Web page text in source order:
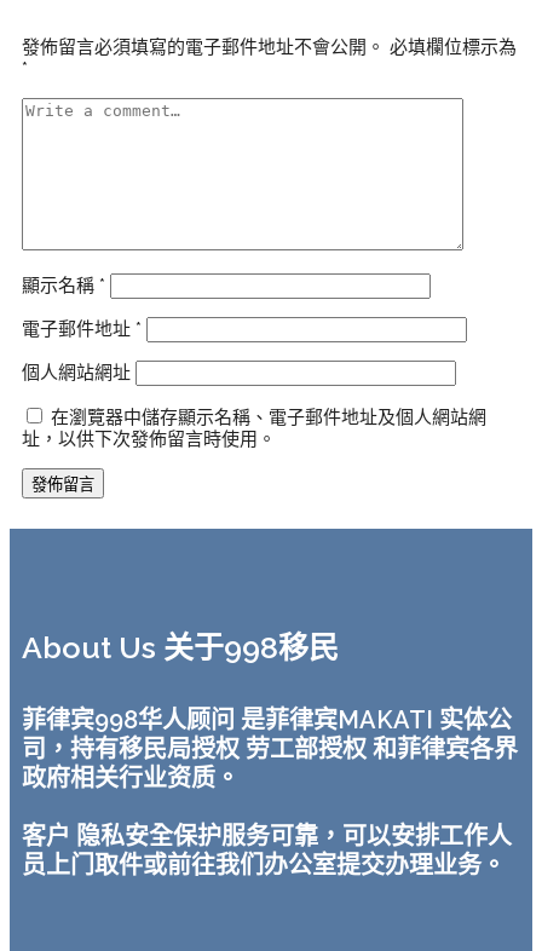
發佈留言必須填寫的電子郵件地址不會公開。 必填欄位標示為
*
顯示名稱 *
電子郵件地址 *
個人網站網址
在瀏覽器中儲存顯示名稱、電子郵件地址及個人網站網
址，以供下次發佈留言時使用。
About Us 关于998移民
菲律宾998华人顾问 是菲律宾MAKATI 实体公
司，持有移民局授权 劳工部授权 和菲律宾各界
政府相关行业资质。
客户 隐私安全保护服务可靠，可以安排工作人
员上门取件或前往我们办公室提交办理业务。